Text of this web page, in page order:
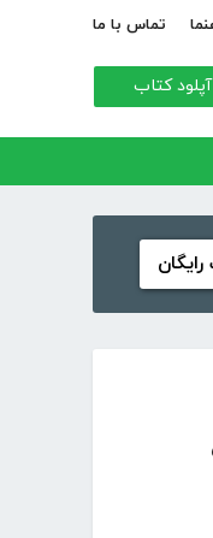
تماس با ما
آپلود کتاب